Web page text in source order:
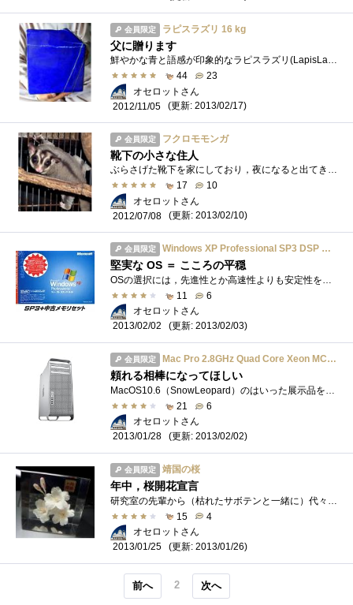
会員限定 ラピスラズリ 16 kg
父に贈ります
鮮やかな青と語感が印象的なラピスラズリ(LapisLazuli) は，アフガニスタンの代表的な鉱石です．フェルメール・ブルーはラピスラズリの粉の色Court...
44
23
オセロットさん
2012/11/05
(更新: 2013/02/17)
会員限定 フクロモモンガ
靴下の小さな住人
ぶらさげた靴下を家にしており，夜になると出てきます．滑空するための膜にくわえて，手足と尾が発達しており，カゴに器用につかまります． ...
17
10
オセロットさん
2012/07/08
(更新: 2013/02/10)
会員限定 Windows XP Professional SP3 DSP 版 + 中古メモリセット
堅実な OS ＝ こころの平穏
OSの選択には，先進性とか高速性よりも安定性を重視します．サポート切れも間近でいくぶん古びてはいても，XPの安心感はなにものにも代え難い�...
11
6
オセロットさん
2013/02/02
(更新: 2013/02/03)
会員限定 Mac Pro 2.8GHz Quad Core Xeon MC560J/A
頼れる相棒になってほしい
MacOS10.6（SnowLeopard）のはいった展示品を買いました．Appleにはめずらしく MacProは整備性・拡張性の高さが売りで，製品寿命の長さも魅力．特に私�...
21
6
オセロットさん
2013/01/28
(更新: 2013/02/02)
会員限定 靖国の桜
年中，桜開花宣言
15
4
オセロットさん
2013/01/25
(更新: 2013/01/26)
前へ 2 次へ